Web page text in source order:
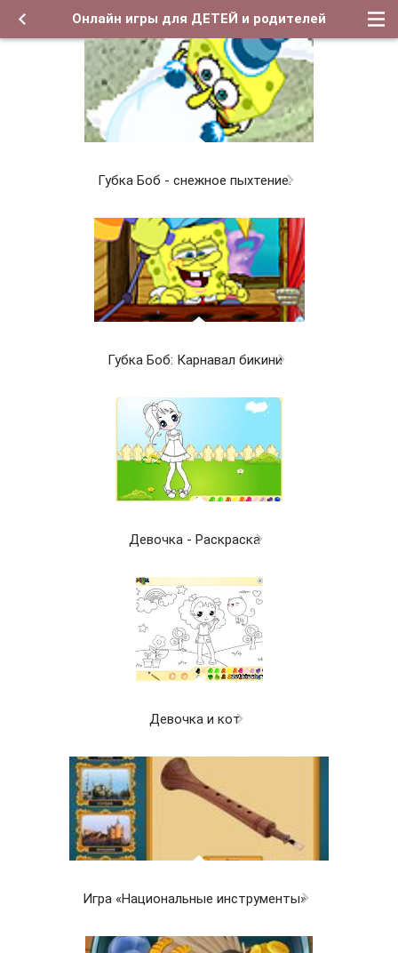
Онлайн игры для ДЕТЕЙ и родителей
Губка Боб - снежное пыхтение.
Губка Боб: Карнавал бикини
Девочка - Раскраска
Девочка и кот
Игра «Национальные инструменты»